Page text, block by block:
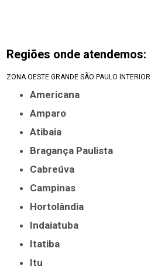
Regiões onde atendemos:
ZONA OESTE GRANDE SÃO PAULO INTERIOR
Americana
Amparo
Atibaia
Bragança Paulista
Cabreúva
Campinas
Hortolândia
Indaiatuba
Itatiba
Itu